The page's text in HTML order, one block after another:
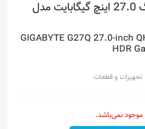
مانیتور گیمینگ 27.0 اینچ گیگابایت مدل
GIGABYTE G27Q 27.0-inch
HDR
تجهیزات و قطعات
نمی‌باشد.